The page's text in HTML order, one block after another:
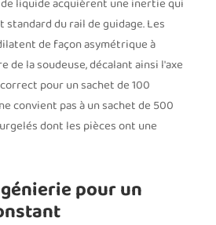
liquide acquièrent une inertie qui
du rail de guidage. Les
de façon asymétrique à
de la soudeuse, décalant ainsi l'axe
pour un sachet de 100
convient pas à un sachet de 500
dont les pièces ont une
pour un